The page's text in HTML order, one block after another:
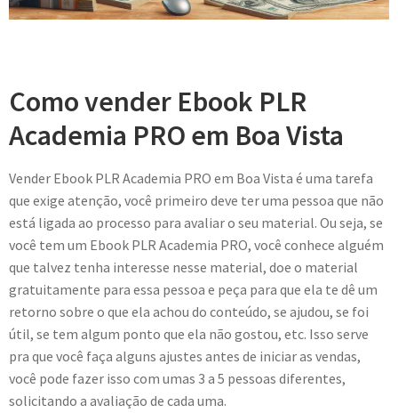
Como vender Ebook PLR
Academia PRO em Boa Vista
Vender Ebook PLR Academia PRO em Boa Vista é uma tarefa
que exige atenção, você primeiro deve ter uma pessoa que não
está ligada ao processo para avaliar o seu material. Ou seja, se
você tem um Ebook PLR Academia PRO, você conhece alguém
que talvez tenha interesse nesse material, doe o material
gratuitamente para essa pessoa e peça para que ela te dê um
retorno sobre o que ela achou do conteúdo, se ajudou, se foi
útil, se tem algum ponto que ela não gostou, etc. Isso serve
pra que você faça alguns ajustes antes de iniciar as vendas,
você pode fazer isso com umas 3 a 5 pessoas diferentes,
solicitando a avaliação de cada uma.